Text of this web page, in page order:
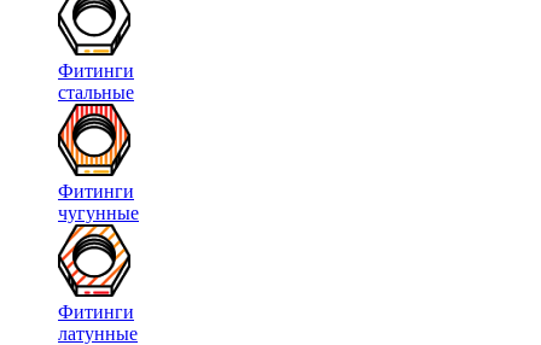
Фитинги
стальные
Фитинги
чугунные
Фитинги
латунные